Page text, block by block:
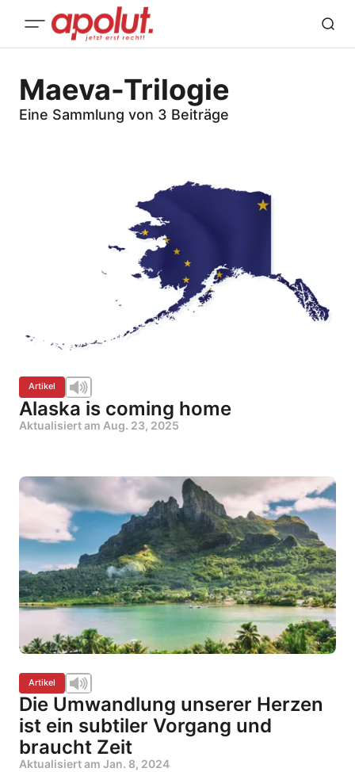
Maeva-Trilogie
Eine Sammlung von 3 Beiträge
Artikel
Alaska is coming home
Aktualisiert am Aug. 23, 2025
Artikel
Die Umwandlung unserer Herzen
ist ein subtiler Vorgang und
braucht Zeit
Aktualisiert am Jan. 8, 2024